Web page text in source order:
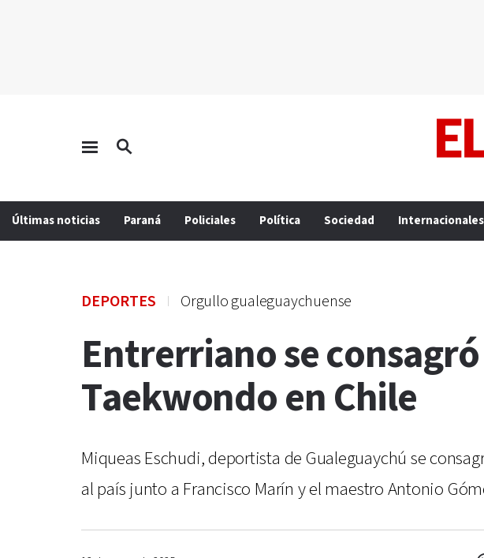
Últimas noticias Paraná Policiales Política Sociedad Internacionales
DEPORTES Orgullo gualeguaychuense
Entrerriano se
Taekwondo en Chile
Miqueas Eschudi, deportista de Gualeguaychú se
al país junto a Francisco Marín y el maestro Antonio